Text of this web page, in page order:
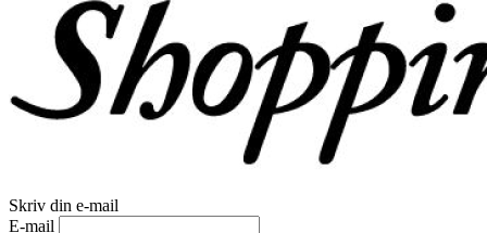
Skriv din e-mail
E-mail